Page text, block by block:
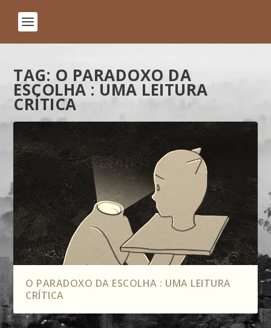
TAG: O PARADOXO DA
ESCOLHA : UMA LEITURA
CRÍTICA
O PARADOXO DA ESCOLHA : UMA LEITURA
CRÍTICA